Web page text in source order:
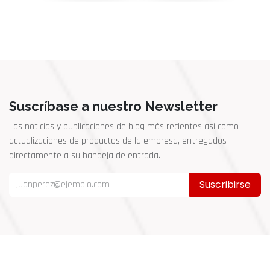
Suscríbase a nuestro Newsletter
Las noticias y publicaciones de blog más recientes así como
actualizaciones de productos de la empresa, entregados
directamente a su bandeja de entrada.
Suscribirse